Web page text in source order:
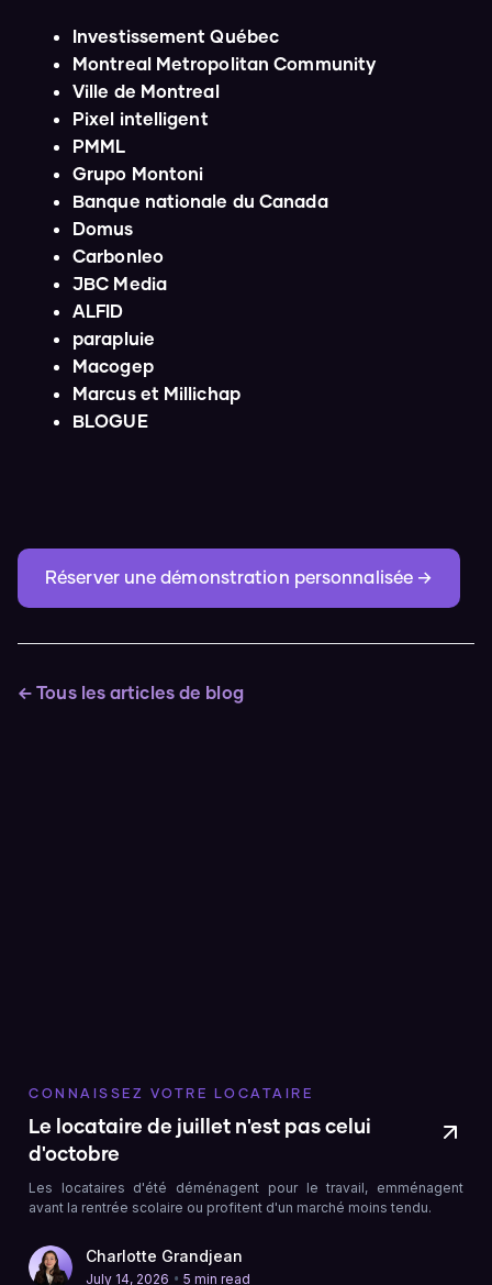
Investissement Québec
Montreal Metropolitan Community
Ville de Montreal
Pixel intelligent
PMML
Grupo Montoni
Banque nationale du Canada
Domus
Carbonleo
JBC Media
ALFID
parapluie
Macogep
Marcus et Millichap
BLOGUE
Réserver une démonstration personnalisée →
← Tous les articles de blog
CONNAISSEZ VOTRE LOCATAIRE
Le locataire de juillet n'est pas celui
d'octobre
Les locataires d'été déménagent pour le travail, emménagent
avant la rentrée scolaire ou profitent d'un marché moins tendu.
Charlotte Grandjean
July 14, 2026 • 5 min read